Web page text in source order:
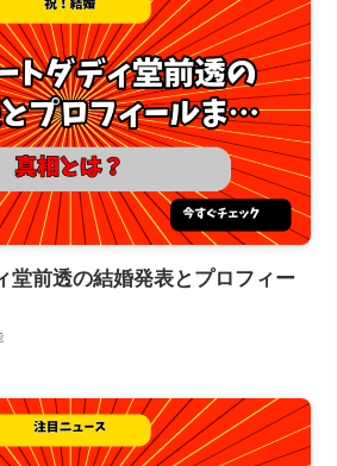
堂前透の結婚発表とプロフィー